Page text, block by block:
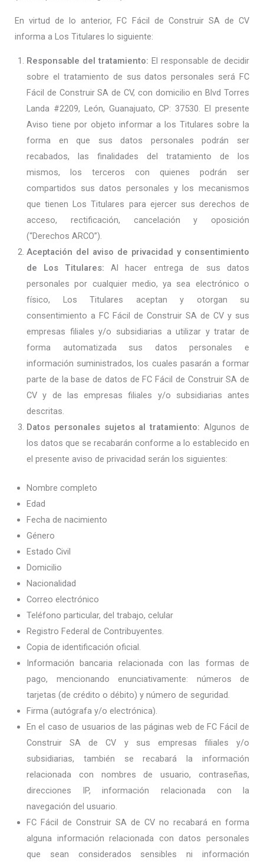
En virtud de lo anterior, FC Fácil de Construir SA de CV
informa a Los Titulares lo siguiente:
Responsable del tratamiento: El responsable de decidir
sobre el tratamiento de sus datos personales será FC
Fácil de Construir SA de CV, con domicilio en Blvd Torres
Landa #2209, León, Guanajuato, CP: 37530. El presente
Aviso tiene por objeto informar a los Titulares sobre la
forma en que sus datos personales podrán ser
recabados, las finalidades del tratamiento de los
mismos, los terceros con quienes podrán ser
compartidos sus datos personales y los mecanismos
que tienen Los Titulares para ejercer sus derechos de
acceso, rectificación, cancelación y oposición
(“Derechos ARCO”).
Aceptación del aviso de privacidad y consentimiento
de Los Titulares: Al hacer entrega de sus datos
personales por cualquier medio, ya sea electrónico o
físico, Los Titulares aceptan y otorgan su
consentimiento a FC Fácil de Construir SA de CV y sus
empresas filiales y/o subsidiarias a utilizar y tratar de
forma automatizada sus datos personales e
información suministrados, los cuales pasarán a formar
parte de la base de datos de FC Fácil de Construir SA de
CV y de las empresas filiales y/o subsidiarias antes
descritas.
Datos personales sujetos al tratamiento: Algunos de
los datos que se recabarán conforme a lo establecido en
el presente aviso de privacidad serán los siguientes:
Nombre completo
Edad
Fecha de nacimiento
Género
Estado Civil
Domicilio
Nacionalidad
Correo electrónico
Teléfono particular, del trabajo, celular
Registro Federal de Contribuyentes.
Copia de identificación oficial.
Información bancaria relacionada con las formas de
pago, mencionando enunciativamente: números de
tarjetas (de crédito o débito) y número de seguridad.
Firma (autógrafa y/o electrónica).
En el caso de usuarios de las páginas web de FC Fácil de
Construir SA de CV y sus empresas filiales y/o
subsidiarias, también se recabará la información
relacionada con nombres de usuario, contraseñas,
direcciones IP, información relacionada con la
navegación del usuario.
FC Fácil de Construir SA de CV no recabará en forma
alguna información relacionada con datos personales
que sean considerados sensibles ni información